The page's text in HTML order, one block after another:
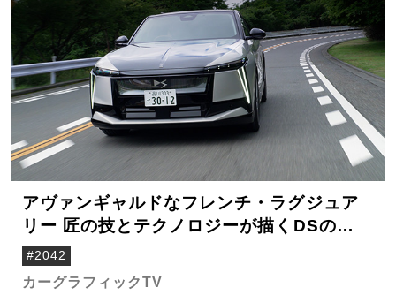
アヴァンギャルドなフレンチ・ラグジュア
リー 匠の技とテクノロジーが描くDSの世
界観
#2042
カーグラフィックTV